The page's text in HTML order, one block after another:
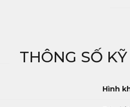
THÔNG SỐ
Hình